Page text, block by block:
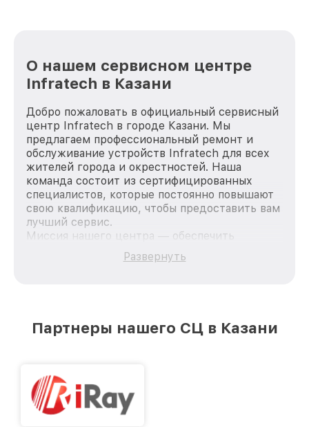
О нашем сервисном центре
Infratech в Казани
Добро пожаловать в официальный сервисный
центр Infratech в городе Казани. Мы
предлагаем профессиональный ремонт и
обслуживание устройств Infratech для всех
жителей города и окрестностей. Наша
команда состоит из сертифицированных
специалистов, которые постоянно повышают
свою квалификацию, чтобы предоставить вам
лучший сервис.
Миссия нашего центра — обеспечить
качественный и доступный ремонт для
каждого пользователя продукции Infratech,
лучшим сервисным центром Infratech в
Развернуть
Партнеры нашего СЦ в Казани